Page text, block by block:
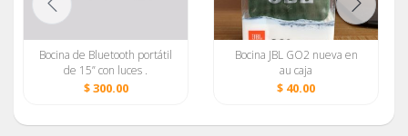
Bocina de Bluetooth portátil
de 15” con luces .
56070545 76921581
$ 300.00
Bocina JBL GO2 nueva en
au caja
$ 40.00